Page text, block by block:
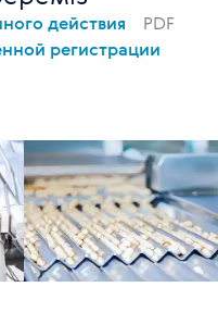
действия
PDF
регистрации